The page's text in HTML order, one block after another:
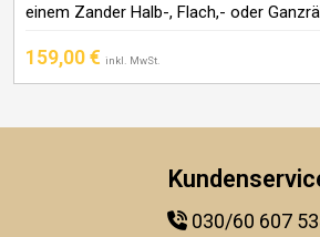
einem Zander Halb-, Flach,- oder
aus Edelstahl Lieferung inklusive einer
Außenmaß: ca. 43,5 x 29 cm, Höhe
159,00€ inkl. MwSt.
030/60 607